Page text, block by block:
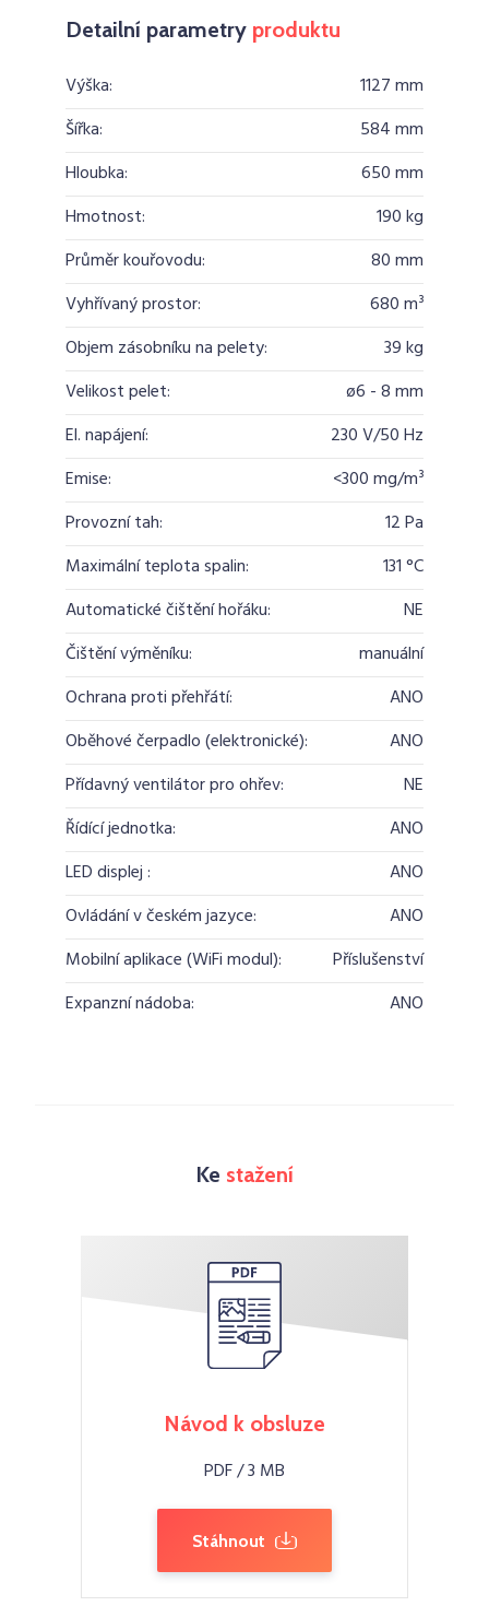
Detailní parametry produktu
Výška:
1127 mm
Šířka:
584 mm
Hloubka:
650 mm
Hmotnost:
190 kg
Průměr kouřovodu:
80 mm
Vyhřívaný prostor:
680 m³
Objem zásobníku na pelety:
39 kg
Velikost pelet:
ø6 - 8 mm
El. napájení:
230 V/50 Hz
Emise:
<300 mg/m³
Provozní tah:
12 Pa
Maximální teplota spalin:
131 °C
Automatické čištění hořáku:
NE
Čištění výměníku:
manuální
Ochrana proti přehřátí:
ANO
Oběhové čerpadlo (elektronické):
ANO
Přídavný ventilátor pro ohřev:
NE
Řídící jednotka:
ANO
LED displej :
ANO
Ovládání v českém jazyce:
ANO
Mobilní aplikace (WiFi modul):
Příslušenství
Expanzní nádoba:
ANO
Ke stažení
Návod k obsluze
PDF / 3 MB
Stáhnout